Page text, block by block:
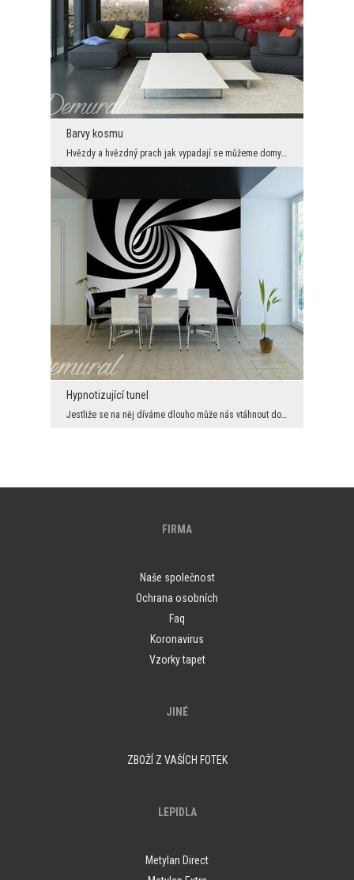
Barvy kosmu
Hvězdy a hvězdný prach jak vypadají se můžeme domyslit nebo uvěřit jiným. Sami je z blízka neuvid...
Hypnotizující tunel
Jestliže se na něj díváme dlouho může nás vtáhnout doprostřed. To je jen optický mam. Ale takové ...
FIRMA
Naše společnost
Ochrana osobních
Faq
Koronavirus
Vzorky tapet
JINÉ
ZBOŽÍ Z VAŠÍCH FOTEK
LEPIDLA
Metylan Direct